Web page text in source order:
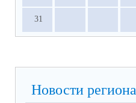
31
Новости региона